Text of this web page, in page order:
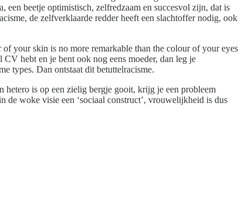
een beetje optimistisch, zelfredzaam en succesvol zijn, dat is
de zelfverklaarde redder heeft een slachtoffer nodig, ook
your skin is no more remarkable than the colour of your eyes
CV hebt en je bent ook nog eens moeder, dan leg je
types. Dan ontstaat dit betuttelracisme.
is op een zielig bergje gooit, krijg je een probleem
de woke visie een ‘sociaal construct’, vrouwelijkheid is dus